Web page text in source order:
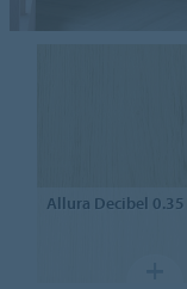
Allura Decibel 0.35